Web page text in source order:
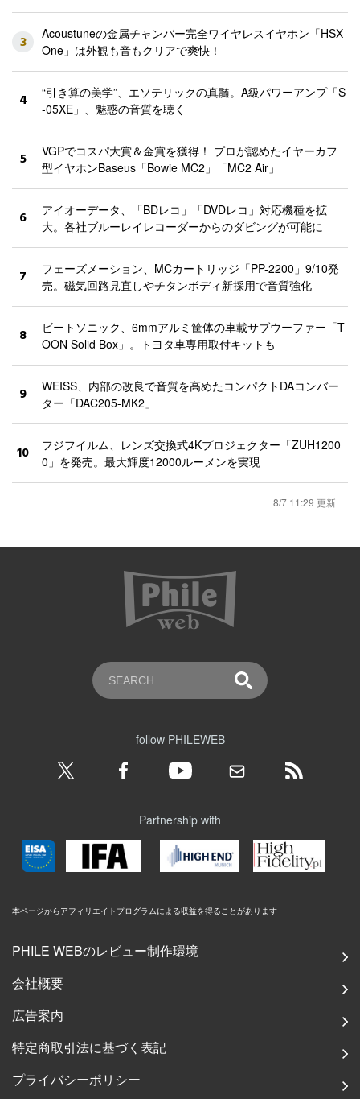
3
Acoustuneの金属チャンバー完全ワイヤレスイヤホン「HSX
One」は外観も音もクリアで爽快！
4
“引き算の美学”、エソテリックの真髄。A級パワーアンプ「S
-05XE」、魅惑の音質を聴く
5
VGPでコスパ大賞＆金賞を獲得！ プロが認めたイヤーカフ
型イヤホンBaseus「Bowie MC2」「MC2 Air」
6
アイオーデータ、「BDレコ」「DVDレコ」対応機種を拡
大。各社ブルーレイレコーダーからのダビングが可能に
7
フェーズメーション、MCカートリッジ「PP-2200」9/10発
売。磁気回路見直しやチタンボディ新採用で音質強化
8
ビートソニック、6mmアルミ筐体の車載サブウーファー「T
OON Solid Box」。トヨタ車専用取付キットも
9
WEISS、内部の改良で音質を高めたコンパクトDAコンバー
ター「DAC205-MK2」
10
フジフイルム、レンズ交換式4Kプロジェクター「ZUH1200
0」を発売。最大輝度12000ルーメンを実現
8/7 11:29 更新
follow PHILEWEB
Partnership with
本ページからアフィリエイトプログラムによる収益を得ることがあります
PHILE WEBのレビュー制作環境
会社概要
広告案内
特定商取引法に基づく表記
プライバシーポリシー